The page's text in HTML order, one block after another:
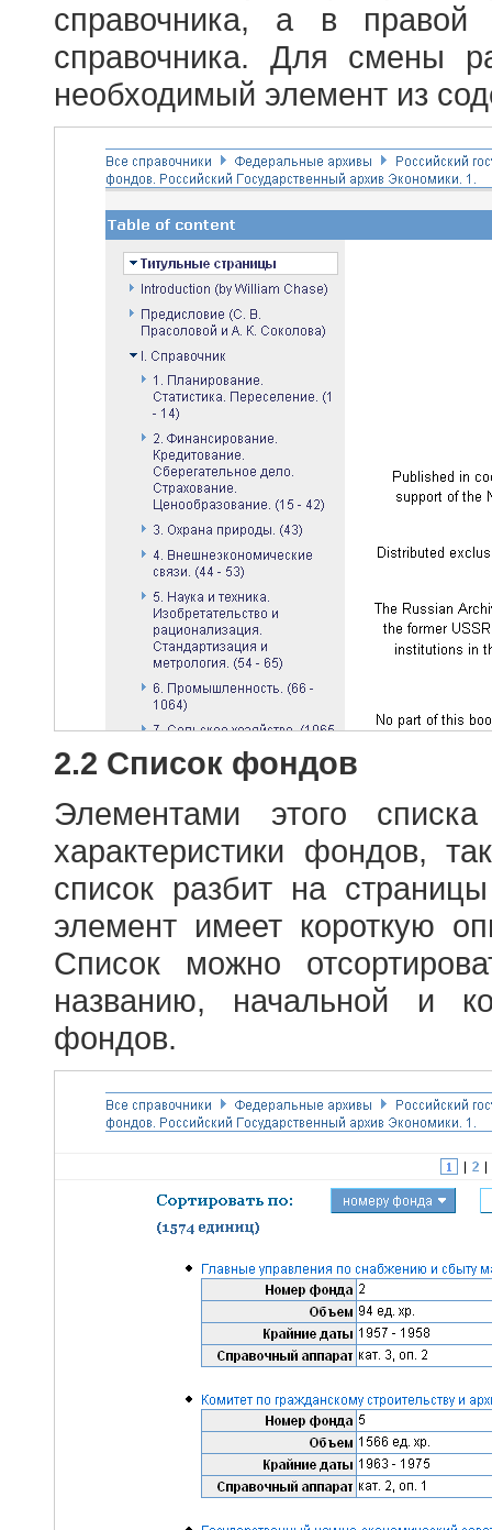
справочника, а в правой
справочника. Для смены
необходимый элемент из
2.2 Список фондов
Элементами этого
характеристики фондов,
список разбит на
элемент имеет короткую
Список можно
названию, начальной и
фондов.